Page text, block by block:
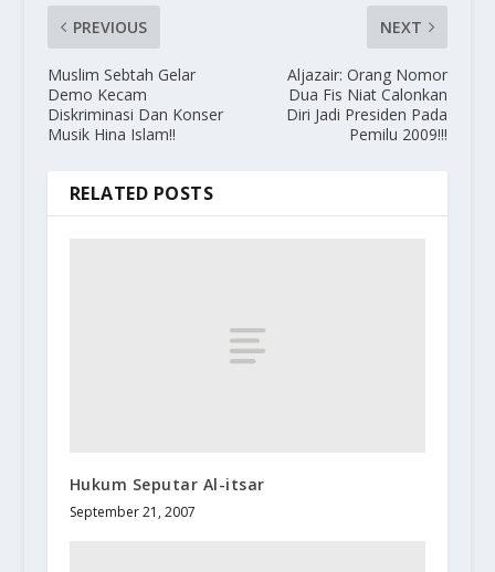
PREVIOUS
Muslim Sebtah Gelar
Demo Kecam
Diskriminasi Dan Konser
Musik Hina Islam!!
NEXT
Aljazair: Orang Nomor
Dua Fis Niat Calonkan
Diri Jadi Presiden Pada
Pemilu 2009!!!
RELATED POSTS
Hukum Seputar Al-itsar
September 21, 2007